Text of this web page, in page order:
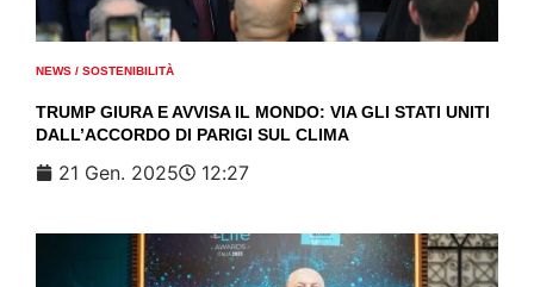
NEWS / SOSTENIBILITÀ
TRUMP GIURA E AVVISA IL MONDO: VIA GLI STATI UNITI
DALL’ACCORDO DI PARIGI SUL CLIMA
21 Gen. 2025 12:27